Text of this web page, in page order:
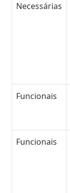
Necessárias
Funcionais
Funcionais